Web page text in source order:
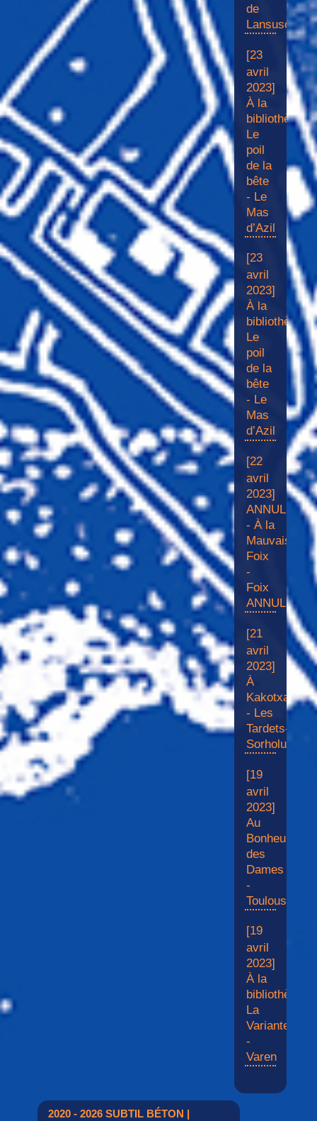
de
Lansuscle
[23
avril
2023]
À la
bibliothèque
Le
poil
de la
bête
- Le
Mas
d’Azil
[23
avril
2023]
À la
bibliothèque
Le
poil
de la
bête
- Le
Mas
d’Azil
[22
avril
2023]
ANNULÉ
- À la
Mauvaise
Foix
-
Foix
ANNULÉ
[21
avril
2023]
À
Kakotxa
- Les
Tardets-
Sorholus
[19
avril
2023]
Au
Bonheur
des
Dames
-
Toulouse
[19
avril
2023]
À la
bibliothèque
La
Variante
-
Varen
2020 - 2026 SUBTIL BÉTON |